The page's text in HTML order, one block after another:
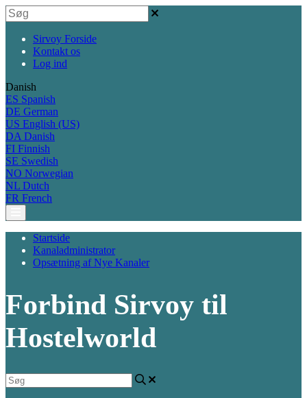
Sirvoy Forside
Kontakt os
Log ind
Danish
ES Spanish
DE German
US English (US)
DA Danish
FI Finnish
SE Swedish
NO Norwegian
NL Dutch
FR French
Startside
Kanaladministrator
Opsætning af Nye Kanaler
Forbind Sirvoy til
Hostelworld